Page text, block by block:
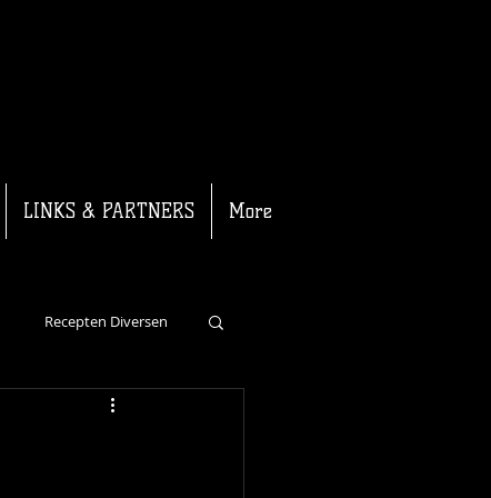
LINKS & PARTNERS More
Recepten Diversen
Recepten Kalf